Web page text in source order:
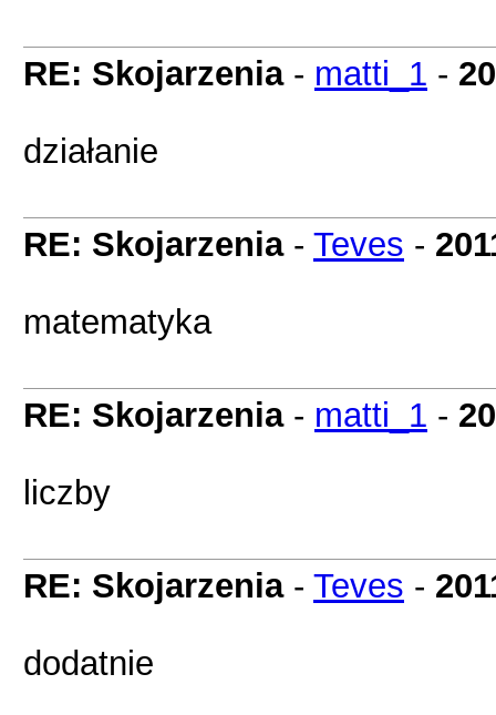
RE: Skojarzenia- matti_1 -
działanie
RE: Skojarzenia- Teves -
matematyka
RE: Skojarzenia- matti_1 -
liczby
RE: Skojarzenia- Teves -
dodatnie